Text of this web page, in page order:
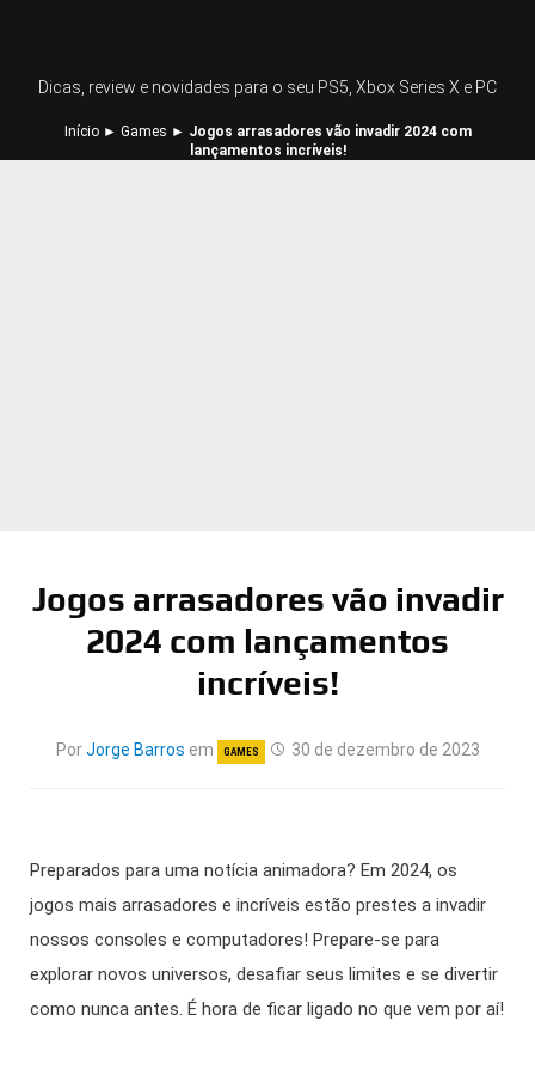
Dicas, review e novidades para o seu PS5, Xbox Series X e PC
Início► Games ► Jogos arrasadores vão invadir 2024 com
lançamentos incríveis!
Jogos arrasadores vão invadir
2024 com lançamentos
incríveis!
PorJorge Barros em GAMES 30 de dezembro de 2023
Preparados para uma notícia animadora? Em 2024, os
jogos mais arrasadores e incríveis estão prestes a invadir
nossos consoles e computadores! Prepare-se para
explorar novos universos, desafiar seus limites e se divertir
como nunca antes. É hora de ficar ligado no que vem por aí!